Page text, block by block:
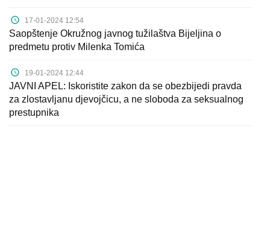
17-01-2024 12:54
Saopštenje Okružnog javnog tužilaštva Bijeljina o
predmetu protiv Milenka Tomića
19-01-2024 12:44
JAVNI APEL: Iskoristite zakon da se obezbijedi pravda
za zlostavljanu djevojčicu, a ne sloboda za seksualnog
prestupnika